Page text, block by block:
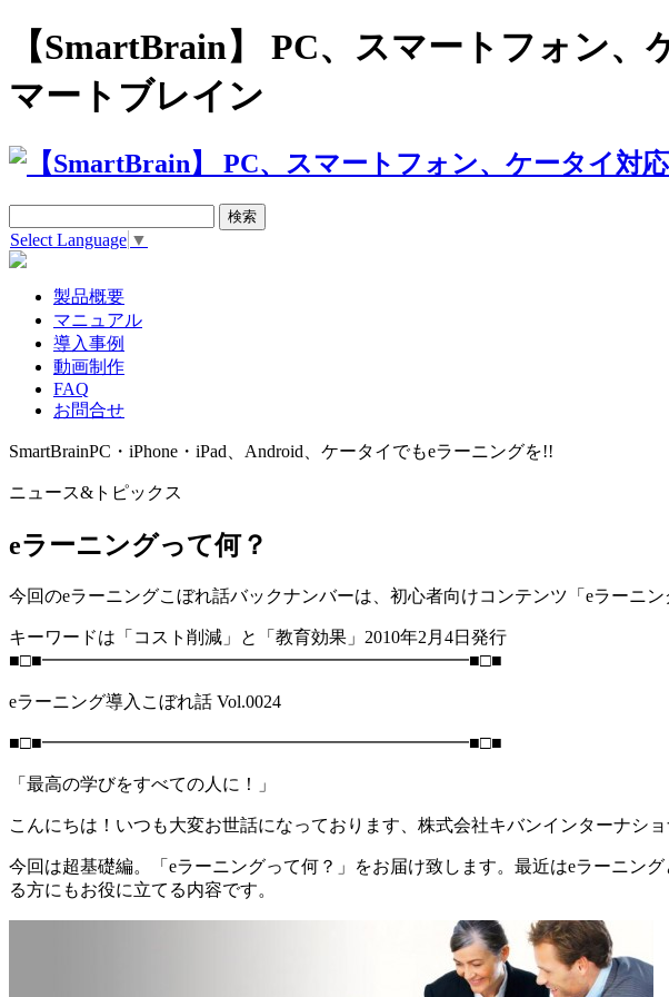
【SmartBrain】 PC、スマートフォン
マートブレイン
Select Language ▼
製品概要
マニュアル
導入事例
動画制作
FAQ
お問合せ
SmartBrainPC・iPhone・iPad、Android、ケータイでもeラーニングを!!
ニュース&トピックス
eラーニングって何？
今回のeラーニングこぼれ話バックナンバーは、初心者向けコンテンツ「eラーニ
キーワードは「コスト削減」と「教育効果」2010年2月4日発行
■□■━━━━━━━━━━━━━━━━━━━━━━━━■□■
eラーニング導入こぼれ話 Vol.0024
■□■━━━━━━━━━━━━━━━━━━━━━━━━■□■
「最高の学びをすべての人に！」
こんにちは！いつも大変お世話になっております、株式会社キバンインターナショ
今回は超基礎編。「eラーニングって何？」をお届け致します。最近はeラーニン
る方にもお役に立てる内容です。